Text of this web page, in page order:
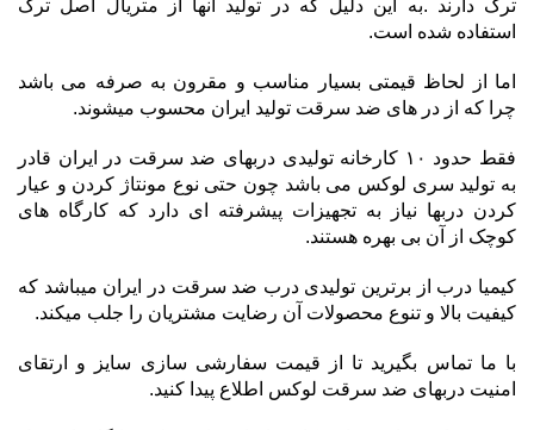
ترک دارند .به این دلیل که در تولید آنها از متریال اصل ترک
استفاده شده است.
اما از لحاظ قیمتی بسیار مناسب و مقرون به صرفه می باشد
چرا که از در های ضد سرقت تولید ایران محسوب میشوند.
فقط حدود ۱۰ کارخانه تولیدی دربهای ضد سرقت در ایران قادر
به تولید سری لوکس می باشد چون حتی نوع مونتاژ کردن و عیار
کردن دربها نیاز به تجهیزات پیشرفته ای دارد که کارگاه های
کوچک از آن بی بهره هستند.
کیمیا درب از برترین تولیدی درب ضد سرقت در ایران میباشد که
کیفیت بالا و تنوع محصولات آن رضایت مشتریان را جلب میکند.
با ما تماس بگیرید تا از قیمت سفارشی سازی سایز و ارتقای
امنیت دربهای ضد سرقت لوکس اطلاع پیدا کنید.